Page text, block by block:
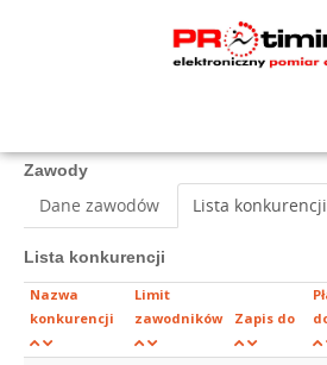
Zawody
Dane zawodów Lista konkurencji
Lista konkurencji
Nazwa
konkurencji
Limit
zawodników
Zapis do